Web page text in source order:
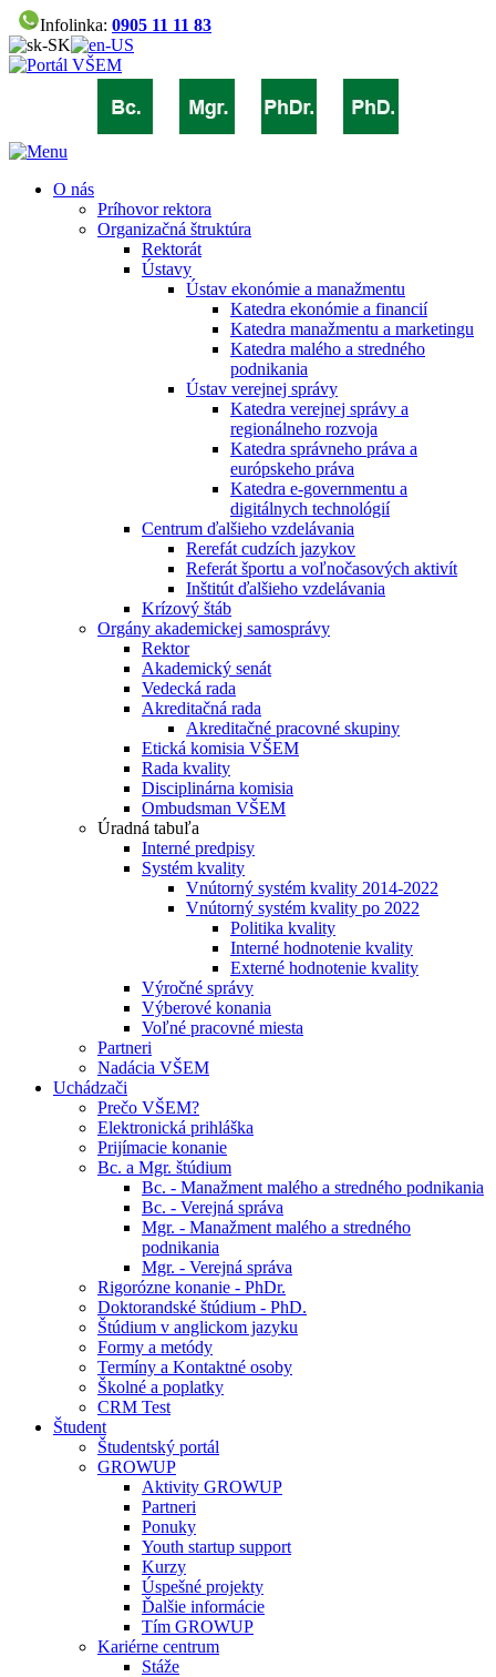
Infolinka: 0905 11 11 83
O nás
Príhovor rektora
Organizačná štruktúra
Rektorát
Ústavy
Ústav ekonómie a manažmentu
Katedra ekonómie a financií
Katedra manažmentu a marketingu
Katedra malého a stredného
podnikania
Ústav verejnej správy
Katedra verejnej správy a
regionálneho rozvoja
Katedra správneho práva a
európskeho práva
Katedra e-governmentu a
digitálnych technológií
Centrum ďalšieho vzdelávania
Rerefát cudzích jazykov
Referát športu a voľnočasových aktivít
Inštitút ďalšieho vzdelávania
Krízový štáb
Orgány akademickej samosprávy
Rektor
Akademický senát
Vedecká rada
Akreditačná rada
Akreditačné pracovné skupiny
Etická komisia VŠEM
Rada kvality
Disciplinárna komisia
Ombudsman VŠEM
Úradná tabuľa
Interné predpisy
Systém kvality
Vnútorný systém kvality 2014-2022
Vnútorný systém kvality po 2022
Politika kvality
Interné hodnotenie kvality
Externé hodnotenie kvality
Výročné správy
Výberové konania
Voľné pracovné miesta
Partneri
Nadácia VŠEM
Uchádzači
Prečo VŠEM?
Elektronická prihláška
Prijímacie konanie
Bc. a Mgr. štúdium
Bc. - Manažment malého a stredného podnikania
Bc. - Verejná správa
Mgr. - Manažment malého a stredného
podnikania
Mgr. - Verejná správa
Rigorózne konanie - PhDr.
Doktorandské štúdium - PhD.
Štúdium v anglickom jazyku
Formy a metódy
Termíny a Kontaktné osoby
Školné a poplatky
CRM Test
Študent
Študentský portál
GROWUP
Aktivity GROWUP
Partneri
Ponuky
Youth startup support
Kurzy
Úspešné projekty
Ďalšie informácie
Tím GROWUP
Kariérne centrum
Stáže